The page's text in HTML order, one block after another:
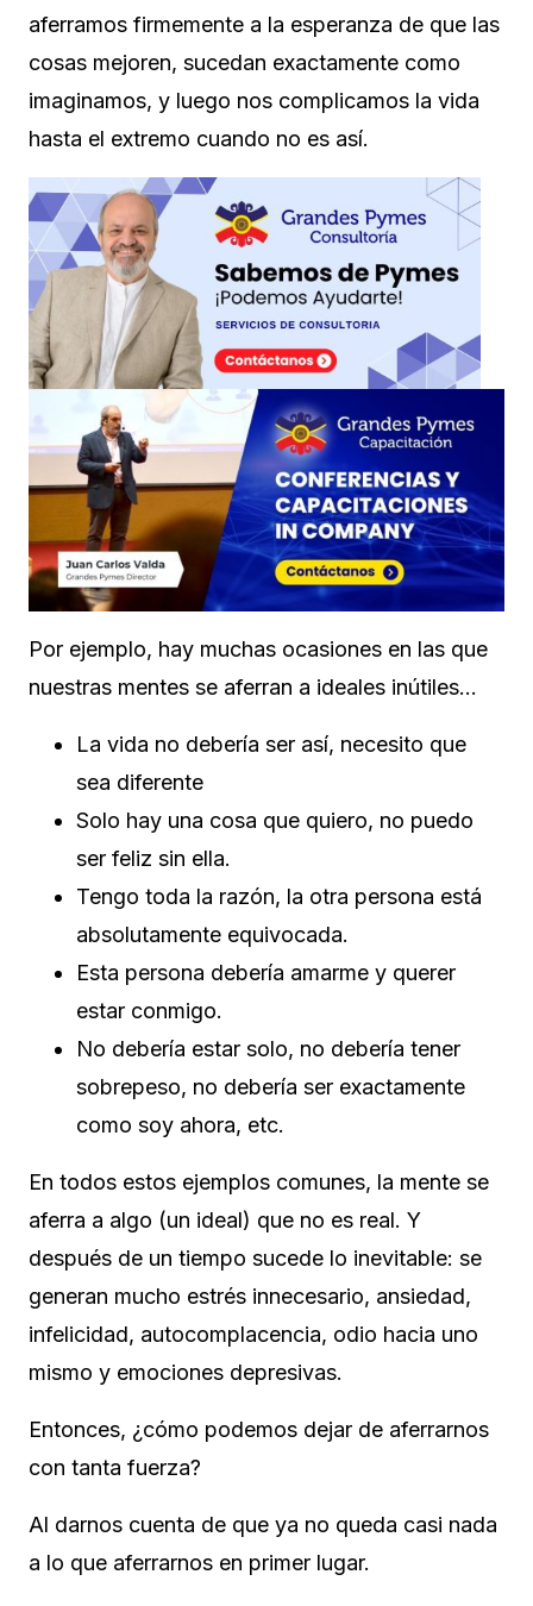
aferramos firmemente a la esperanza de que las
cosas mejoren, sucedan exactamente como
imaginamos, y luego nos complicamos la vida
hasta el extremo cuando no es así.
Por ejemplo, hay muchas ocasiones en las que
nuestras mentes se aferran a ideales inútiles…
La vida no debería ser así, necesito que
sea diferente
Solo hay una cosa que quiero, no puedo
ser feliz sin ella.
Tengo toda la razón, la otra persona está
absolutamente equivocada.
Esta persona debería amarme y querer
estar conmigo.
No debería estar solo, no debería tener
sobrepeso, no debería ser exactamente
como soy ahora, etc.
En todos estos ejemplos comunes, la mente se
aferra a algo (un ideal) que no es real. Y
después de un tiempo sucede lo inevitable: se
generan mucho estrés innecesario, ansiedad,
infelicidad, autocomplacencia, odio hacia uno
mismo y emociones depresivas.
Entonces, ¿cómo podemos dejar de aferrarnos
con tanta fuerza?
Al darnos cuenta de que ya no queda casi nada
a lo que aferrarnos en primer lugar.